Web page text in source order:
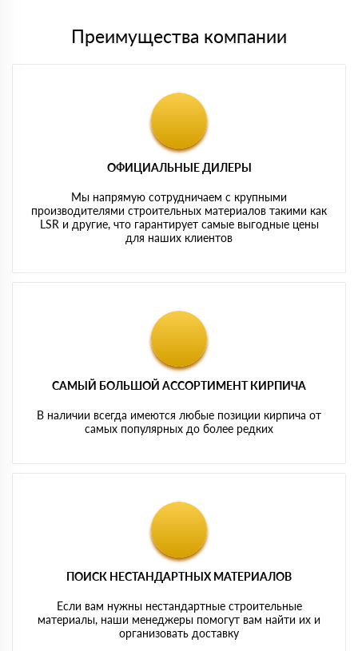
Преимущества компании
ОФИЦИАЛЬНЫЕ ДИЛЕРЫ
Мы напрямую сотрудничаем с крупными
производителями строительных материалов такими как
LSR и другие, что гарантирует самые выгодные цены
для наших клиентов
САМЫЙ БОЛЬШОЙ АССОРТИМЕНТ КИРПИЧА
В наличии всегда имеются любые позиции кирпича от
самых популярных до более редких
ПОИСК НЕСТАНДАРТНЫХ МАТЕРИАЛОВ
Если вам нужны нестандартные строительные
материалы, наши менеджеры помогут вам найти их и
организовать доставку